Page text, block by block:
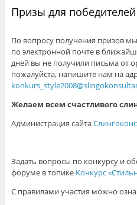
Призы для победителей
По вопросу получения призов
по электронной почте в
дней вы не получили письма от
пожалуйста, напишите нам на
Желаем всем счастливого
Администрация сайта
Задать вопросы по конкурсу и
форуме в топике Конкурс
С правилами участия можно